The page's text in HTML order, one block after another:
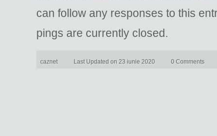
can follow any responses to this
pings are currently closed.
caznet Last Updated on 23 iunie 2020 0 Comments